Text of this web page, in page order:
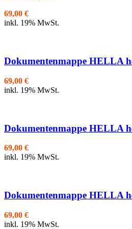
69,00 €
inkl. 19% MwSt.
Dokumentenmappe HELLA
69,00 €
inkl. 19% MwSt.
Dokumentenmappe HELLA
69,00 €
inkl. 19% MwSt.
Dokumentenmappe HELLA
69,00 €
inkl. 19% MwSt.